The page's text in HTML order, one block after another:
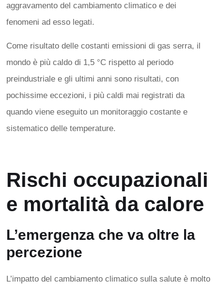
aggravamento del cambiamento climatico e dei
fenomeni ad esso legati.
Come risultato delle costanti emissioni di gas serra, il
mondo è più caldo di 1,5 °C rispetto al periodo
preindustriale e gli ultimi anni sono risultati, con
pochissime eccezioni, i più caldi mai registrati da
quando viene eseguito un monitoraggio costante e
sistematico delle temperature.
Rischi occupazionali
e mortalità da calore
L’emergenza che va oltre la
percezione
L’impatto del cambiamento climatico sulla salute è molto